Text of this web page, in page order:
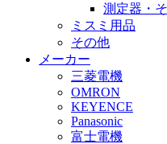
測定器・
ミスミ用品
その他
メーカー
三菱電機
OMRON
KEYENCE
Panasonic
富士電機